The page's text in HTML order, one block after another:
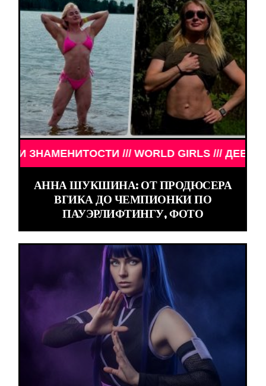
/// WORLD GIRLS /// ДЕВУШКИ
АННА ШУКШИНА: ОТ ПРОДЮСЕРА
ВГИКА ДО ЧЕМПИОНКИ ПО
ПАУЭРЛИФТИНГУ, ФОТО